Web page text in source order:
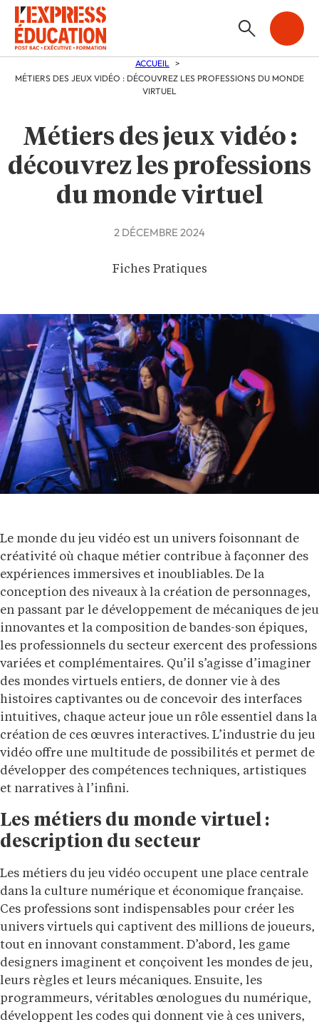
ACCUEIL
MÉTIERS DES JEUX VIDÉO : DÉCOUVREZ LES PROFESSIONS DU MONDE
VIRTUEL
Métiers des jeux vidéo :
découvrez les professions
du monde virtuel
2 DÉCEMBRE 2024
Fiches Pratiques
Le monde du jeu vidéo est un univers foisonnant de
créativité où chaque métier contribue à façonner des
expériences immersives et inoubliables. De la
conception des niveaux à la création de personnages,
en passant par le développement de mécaniques de jeu
innovantes et la composition de bandes-son épiques,
les professionnels du secteur exercent des professions
variées et complémentaires. Qu’il s’agisse d’imaginer
des mondes virtuels entiers, de donner vie à des
histoires captivantes ou de concevoir des interfaces
intuitives, chaque acteur joue un rôle essentiel dans la
création de ces œuvres interactives. L’industrie du jeu
vidéo offre une multitude de possibilités et permet de
développer des compétences techniques, artistiques
et narratives à l’infini.
Les métiers du monde virtuel :
description du secteur
Les métiers du jeu vidéo occupent une place centrale
dans la culture numérique et économique française.
Ces professions sont indispensables pour créer les
univers virtuels qui captivent des millions de joueurs,
tout en innovant constamment. D’abord, les game
designers imaginent et conçoivent les mondes de jeu,
leurs règles et leurs mécaniques. Ensuite, les
programmeurs, véritables œnologues du numérique,
développent les codes qui donnent vie à ces univers,